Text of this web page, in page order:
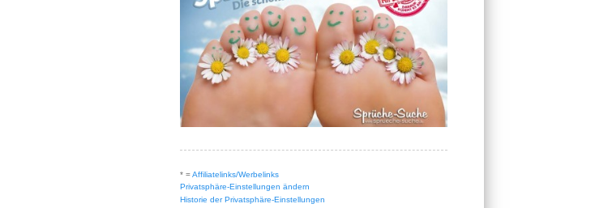
* =Affiliatelinks/Werbelinks
Privatsphäre-Einstellungen ändern
Historie der Privatsphäre-Einstellungen